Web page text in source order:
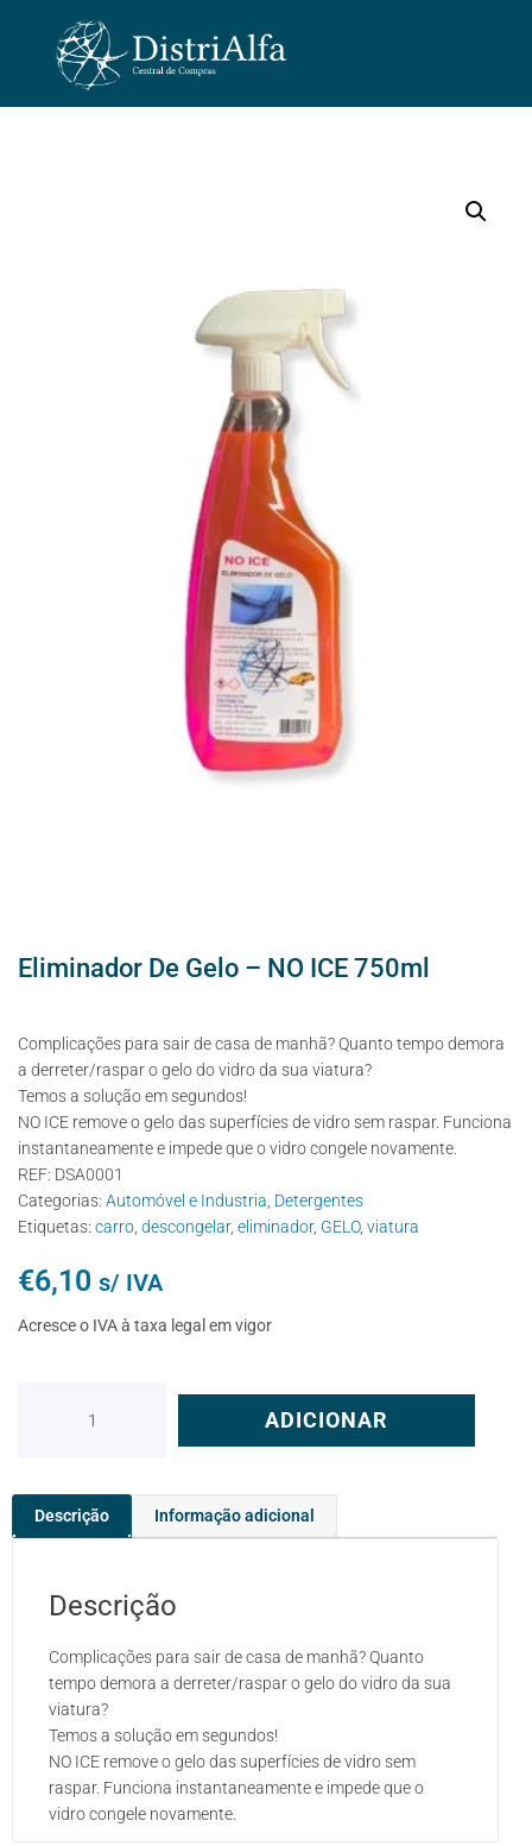
Eliminador De Gelo – NO ICE 750ml
Complicações para sair de casa de manhã? Quanto tempo demora
a derreter/raspar o gelo do vidro da sua viatura?
Temos a solução em segundos!
NO ICE remove o gelo das superfícies de vidro sem raspar. Funciona
instantaneamente e impede que o vidro congele novamente.
REF: DSA0001
Categorias: Automóvel e Industria, Detergentes
Etiquetas: carro, descongelar, eliminador, GELO, viatura
€6,10 s/ IVA
Acresce o IVA à taxa legal em vigor
ADICIONAR
Descrição Informação adicional
Descrição
Complicações para sair de casa de manhã? Quanto
tempo demora a derreter/raspar o gelo do vidro da sua
viatura?
Temos a solução em segundos!
NO ICE remove o gelo das superfícies de vidro sem
raspar. Funciona instantaneamente e impede que o
vidro congele novamente.